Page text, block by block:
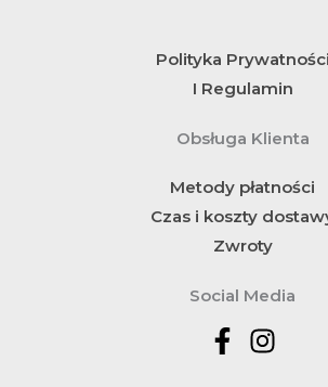
Polityka Prywatności
I Regulamin
Obsługa Klienta
Metody płatności
Czas i koszty
Zwroty
Social Media